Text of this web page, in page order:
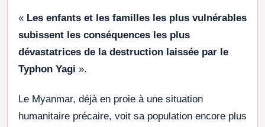
« Les enfants et les familles les plus vulnérables
subissent les conséquences les plus
dévastatrices de la destruction laissée par le
Typhon Yagi ».
Le Myanmar, déjà en proie à une situation
humanitaire précaire, voit sa population encore plus